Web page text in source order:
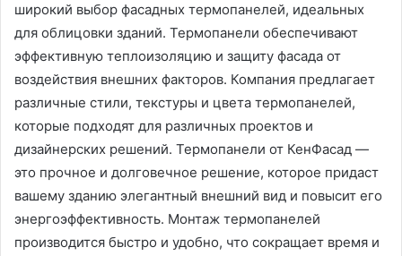
широкий выбор фасадных термопанелей, идеальных
для облицовки зданий. Термопанели обеспечивают
эффективную теплоизоляцию и защиту фасада от
воздействия внешних факторов. Компания предлагает
различные стили, текстуры и цвета термопанелей,
которые подходят для различных проектов и
дизайнерских решений. Термопанели от КенФасад —
это прочное и долговечное решение, которое придаст
вашему зданию элегантный внешний вид и повысит его
энергоэффективность. Монтаж термопанелей
производится быстро и удобно, что сокращает время и